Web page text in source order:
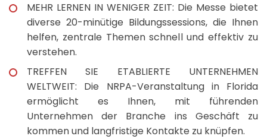
MEHR LERNEN IN WENIGER ZEIT: Die Messe bietet
diverse 20-minütige Bildungssessions, die Ihnen
helfen, zentrale Themen schnell und effektiv zu
verstehen.
TREFFEN SIE ETABLIERTE UNTERNEHMEN
WELTWEIT: Die NRPA-Veranstaltung in Florida
ermöglicht es Ihnen, mit führenden
Unternehmen der Branche ins Geschäft zu
kommen und langfristige Kontakte zu knüpfen.